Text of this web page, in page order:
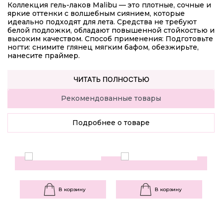
Коллекция гель-лаков Malibu — это плотные, сочные и
яркие оттенки с волшебным сиянием, которые
идеально подходят для лета. Средства не требуют
белой подложки, обладают повышенной стойкостью и
высоким качеством. Способ применения: Подготовьте
ногти: снимите глянец мягким бафом, обезжирьте,
нанесите праймер.
ЧИТАТЬ ПОЛНОСТЬЮ
Рекомендованные товары
Подробнее о товаре
В корзину В корзину